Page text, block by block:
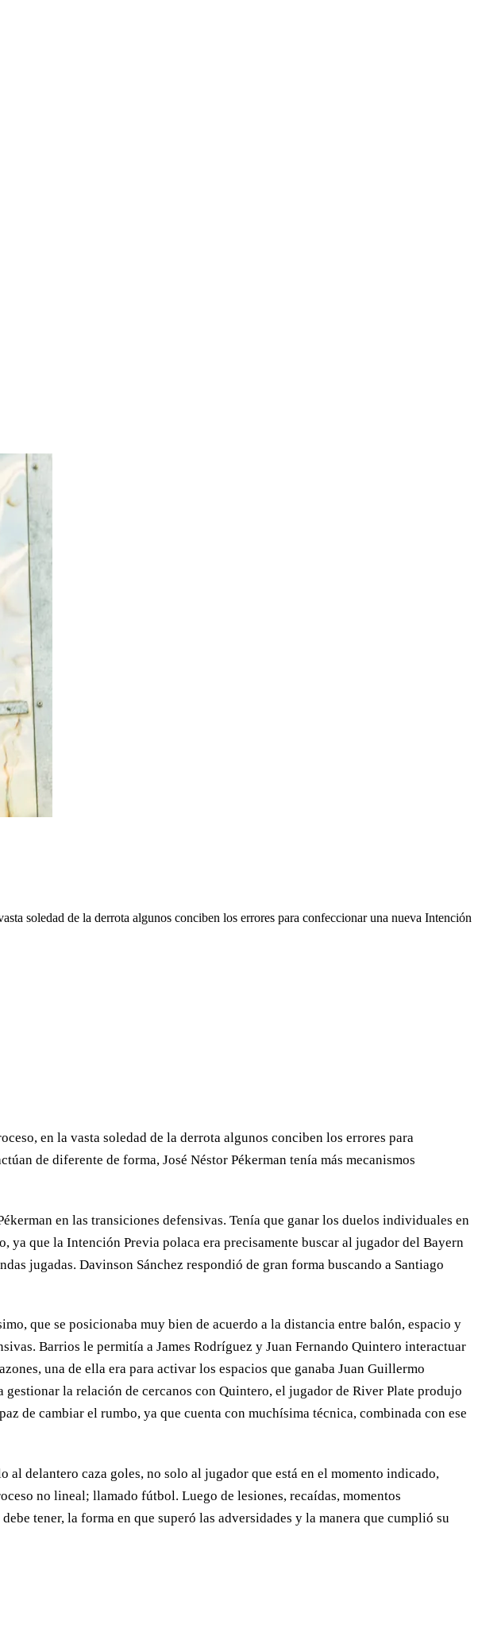
soledad de la derrota algunos conciben los errores para confeccionar una nueva Intención
en la vasta soledad de la derrota algunos conciben los errores para
de diferente de forma, José Néstor Pékerman tenía más mecanismos
en las transiciones defensivas. Tenía que ganar los duelos individuales en
que la Intención Previa polaca era precisamente buscar al jugador del Bayern
jugadas. Davinson Sánchez respondió de gran forma buscando a Santiago
que se posicionaba muy bien de acuerdo a la distancia entre balón, espacio y
Barrios le permitía a James Rodríguez y Juan Fernando Quintero interactuar
una de ella era para activar los espacios que ganaba Juan Guillermo
la relación de cercanos con Quintero, el jugador de River Plate produjo
de cambiar el rumbo, ya que cuenta con muchísima técnica, combinada con ese
al delantero caza goles, no solo al jugador que está en el momento indicado,
no lineal; llamado fútbol. Luego de lesiones, recaídas, momentos
tener, la forma en que superó las adversidades y la manera que cumplió su